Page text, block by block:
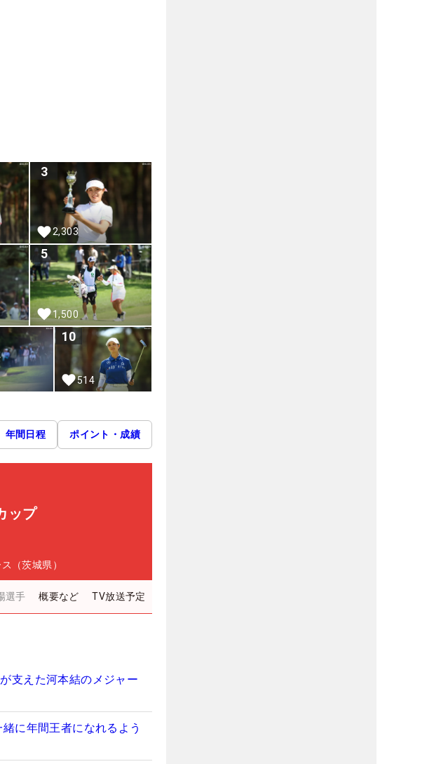
3
2,303
5
1,500
10
514
年間日程 ポイント・成績
ップ
（茨城県）
選手 概要など TV放送予定
えた河本結のメジャー
に年間王者になれるよう